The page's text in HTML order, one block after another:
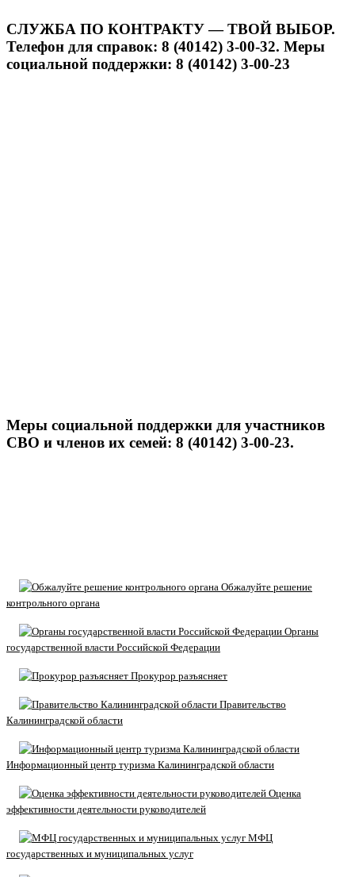
СЛУЖБА ПО КОНТРАКТУ — ТВОЙ ВЫБОР.
Телефон для справок: 8 (40142) 3-00-32. Меры
социальной поддержки: 8 (40142) 3-00-23
Меры социальной поддержки для участников
СВО и членов их семей: 8 (40142) 3-00-23.
Обжалуйте решение
контрольного органа
Органы
государственной власти Российской Федерации
Прокурор разъясняет
Правительство
Калининградской области
Информационный центр туризма Калининградской области
Оценка
эффективности деятельности руководителей
МФЦ
государственных и муниципальных услуг